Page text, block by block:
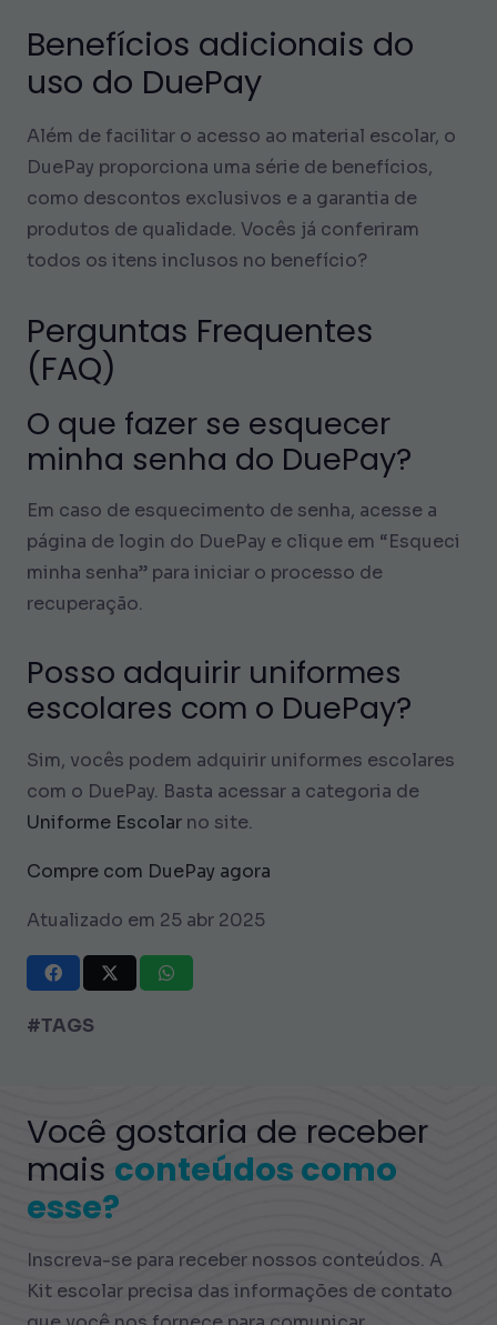
Benefícios adicionais do
uso do DuePay
Além de facilitar o acesso ao material escolar, o
DuePay proporciona uma série de benefícios,
como descontos exclusivos e a garantia de
produtos de qualidade. Vocês já conferiram
todos os itens inclusos no benefício?
Perguntas Frequentes
(FAQ)
O que fazer se esquecer
minha senha do DuePay?
Em caso de esquecimento de senha, acesse a
página de login do DuePay e clique em “Esqueci
minha senha” para iniciar o processo de
recuperação.
Posso adquirir uniformes
escolares com o DuePay?
Sim, vocês podem adquirir uniformes escolares
com o DuePay. Basta acessar a categoria de
Uniforme Escolar no site.
Compre com DuePay agora
Atualizado em 25 abr 2025
#TAGS
Você gostaria de receber
mais conteúdos como
esse?
Inscreva-se para receber nossos conteúdos. A
Kit escolar precisa das informações de contato